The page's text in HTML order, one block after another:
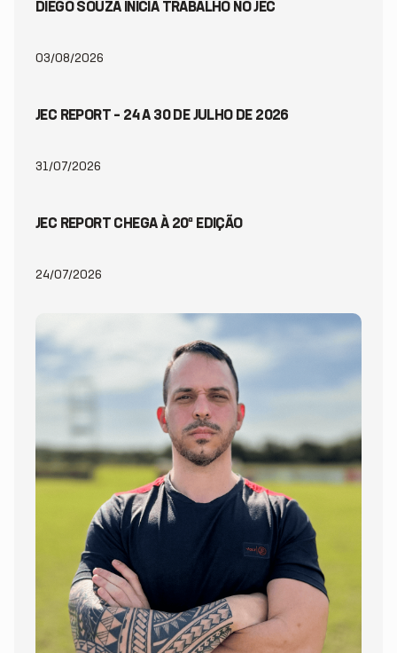
DIEGO SOUZA INICIA TRABALHO NO JEC
03/08/2026
JEC REPORT – 24 A 30 DE JULHO DE 2026
31/07/2026
JEC REPORT CHEGA À 20ª EDIÇÃO
24/07/2026